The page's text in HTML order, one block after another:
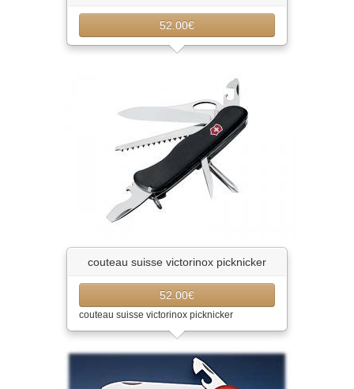
52.00€
couteau suisse victorinox picknicker
52.00€
couteau suisse victorinox picknicker